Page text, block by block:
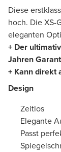
Diese
hoch. Die XS-
eleganten
+ Der
Jahren
+ Kann direkt
Design
Zeitlos
Elegante
Passt